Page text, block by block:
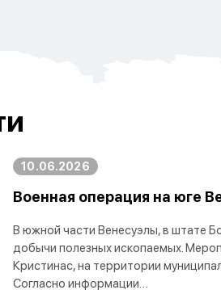
10.06.2026
Военная операция на юге
В южной части Венесуэлы, в штате
добычи полезных ископаемых.
Кристинас, на территории
Согласно информации…